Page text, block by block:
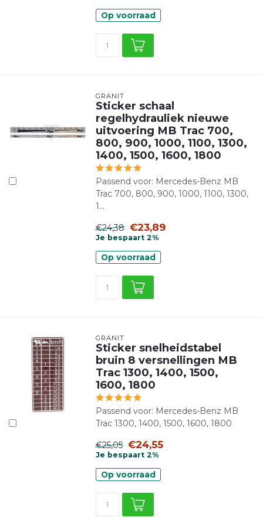
Op voorraad
GRANIT
Sticker schaal
regelhydrauliek nieuwe
uitvoering MB Trac 700,
800, 900, 1000, 1100, 1300,
1400, 1500, 1600, 1800
Passend voor: Mercedes-Benz MB
Trac 700, 800, 900, 1000, 1100, 1300,
1...
€24,38 €23,89
Je bespaart 2%
Op voorraad
GRANIT
Sticker snelheidstabel
bruin 8 versnellingen MB
Trac 1300, 1400, 1500,
1600, 1800
Passend voor: Mercedes-Benz MB
Trac 1300, 1400, 1500, 1600, 1800
€25,05 €24,55
Je bespaart 2%
Op voorraad